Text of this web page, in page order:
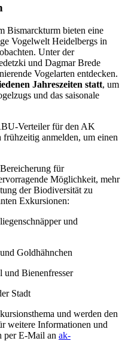
Bismarckturm bieten eine
Vogelwelt Heidelbergs in
Unter der
und Dagmar Brede
Vogelarten entdecken.
Jahreszeiten statt, um
und das saisonale
Verteiler für den AK
frühzeitig anmelden, um einen
für
Möglichkeit, mehr
der Biodiversität zu
Exkursionen:
und
Goldhähnchen
und Bienenfresser
Stadt
und werden den
weitere Informationen und
per E-Mail an ak-